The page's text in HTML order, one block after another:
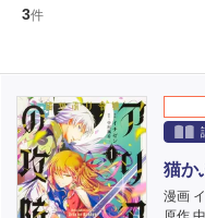
3件
猫か
漫画